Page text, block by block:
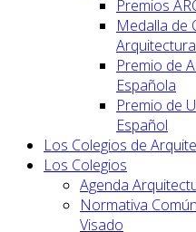
Premios
Medalla de
Arquitectura
Premio de
Española
Premio de
Español
Los Colegios de
Los Colegios
Agenda
Normativa
Visado